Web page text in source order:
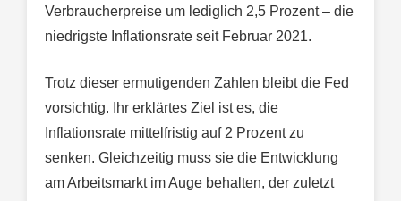
Verbraucherpreise um lediglich 2,5 Prozent – die
niedrigste Inflationsrate seit Februar 2021.
Trotz dieser ermutigenden Zahlen bleibt die Fed
vorsichtig. Ihr erklärtes Ziel ist es, die
Inflationsrate mittelfristig auf 2 Prozent zu
senken. Gleichzeitig muss sie die Entwicklung
am Arbeitsmarkt im Auge behalten, der zuletzt